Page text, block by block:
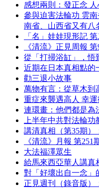
感想兩則：發正念 人
參與迫害法輪功 雲
南省、山西省又有八
「名」娃娃現形記 第
《清流》正見周報 第
從「打掃浴缸」，悟
近期在日本真相點的
勸三退小故事
萬物有言：從草木到
重症來襲遇高人 幸
連環畫：他們都是為
上半年中共對法輪功
講清真相（第35期）
《清流》月報 第251
大法福澤眾生
給馬來西亞華人講真
對「好壞出自一念」
正見週刊（錄音版）